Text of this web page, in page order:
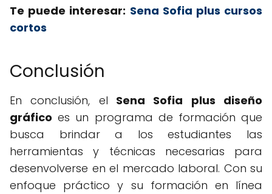
Te puede interesar: Sena Sofia plus cursos
cortos
Conclusión
En conclusión, el Sena Sofia plus diseño
gráfico es un programa de formación que
busca brindar a los estudiantes las
herramientas y técnicas necesarias para
desenvolverse en el mercado laboral. Con su
enfoque práctico y su formación en línea